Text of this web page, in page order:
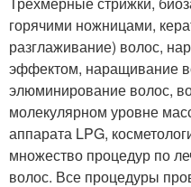
горячими ножницами,
разглаживание) волос,
эффектом, наращивание
элюминирование волос,
молекулярном уровне
аппарата LPG,
множество процедур по
волос. Все процедуры